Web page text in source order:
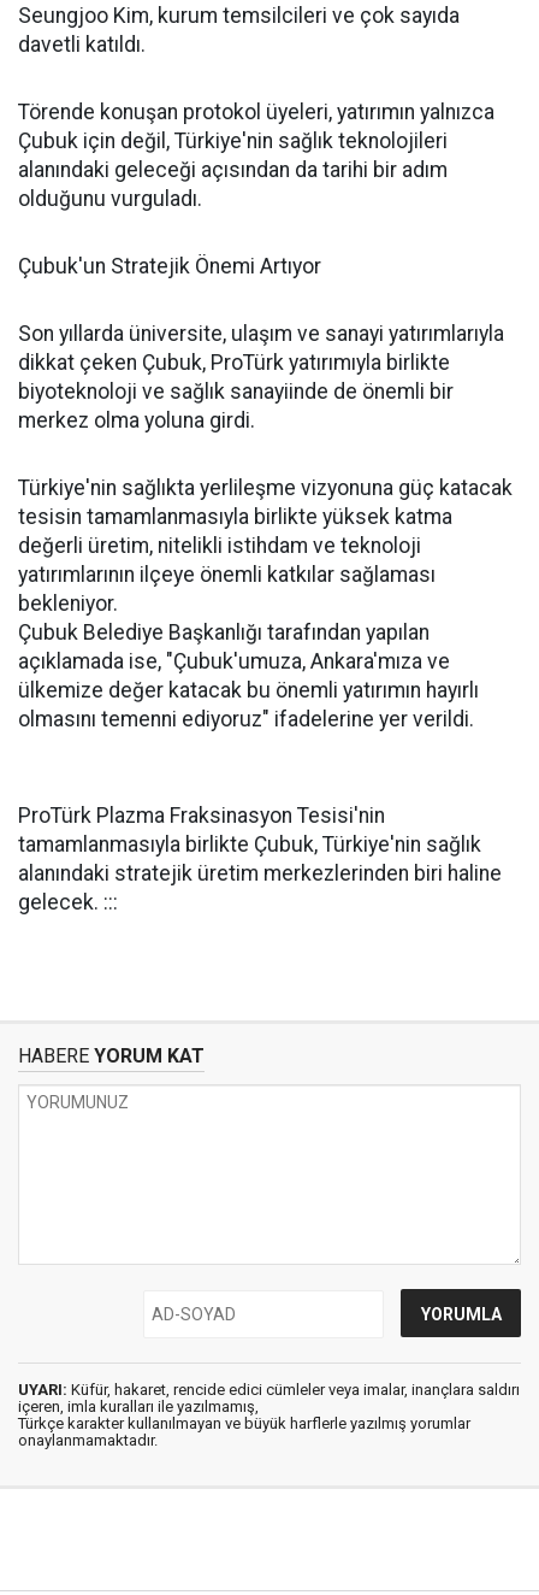
Seungjoo Kim, kurum temsilcileri ve çok sayıda
davetli katıldı.
Törende konuşan protokol üyeleri, yatırımın yalnızca
Çubuk için değil, Türkiye'nin sağlık teknolojileri
alanındaki geleceği açısından da tarihi bir adım
olduğunu vurguladı.
Çubuk'un Stratejik Önemi Artıyor
Son yıllarda üniversite, ulaşım ve sanayi yatırımlarıyla
dikkat çeken Çubuk, ProTürk yatırımıyla birlikte
biyoteknoloji ve sağlık sanayiinde de önemli bir
merkez olma yoluna girdi.
Türkiye'nin sağlıkta yerlileşme vizyonuna güç katacak
tesisin tamamlanmasıyla birlikte yüksek katma
değerli üretim, nitelikli istihdam ve teknoloji
yatırımlarının ilçeye önemli katkılar sağlaması
bekleniyor.
Çubuk Belediye Başkanlığı tarafından yapılan
açıklamada ise, "Çubuk'umuza, Ankara'mıza ve
ülkemize değer katacak bu önemli yatırımın hayırlı
olmasını temenni ediyoruz" ifadelerine yer verildi.
ProTürk Plazma Fraksinasyon Tesisi'nin
tamamlanmasıyla birlikte Çubuk, Türkiye'nin sağlık
alanındaki stratejik üretim merkezlerinden biri haline
gelecek. :::
HABERE YORUM KAT
UYARI: Küfür, hakaret, rencide edici cümleler veya imalar, inançlara saldırı
içeren, imla kuralları ile yazılmamış,
Türkçe karakter kullanılmayan ve büyük harflerle yazılmış yorumlar
onaylanmamaktadır.